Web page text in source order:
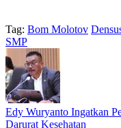
Tag: Bom Molotov
SMP
Edy Wuryanto Ingatkan
Darurat Kesehatan